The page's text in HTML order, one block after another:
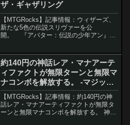
ザ・ギャザリング
【MTGRocks】記事情報：ウィザーズ、
新たな5色の伝説スリヴァーを公
開。 『アバター：伝説の少年アン』の
ト上に公開され、再びプレイヤーたちの
関心が高まっていま...
約140円の神話レア・マナアーテ
ィファクトが無限ターンと無限マ
ナコンボを解放する。 -マジッ
ク：ザ・ギャザリング
【MTGRocks】記事情報：約140円の神
話レア・マナアーティファクトが無限タ
ーンと無限マナコンボを解放する。 神話